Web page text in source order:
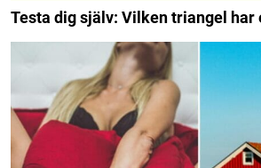
Testa dig själv: Vilken triangel har